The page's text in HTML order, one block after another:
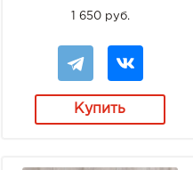
1 650 руб.
Купить